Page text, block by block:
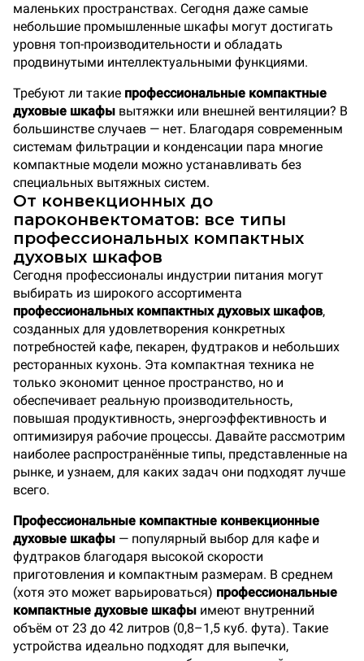
маленьких пространствах. Сегодня даже самые
небольшие промышленные шкафы могут достигать
уровня топ-производительности и обладать
продвинутыми интеллектуальными функциями.
Требуют ли такие профессиональные компактные
духовые шкафы вытяжки или внешней вентиляции? В
большинстве случаев — нет. Благодаря современным
системам фильтрации и конденсации пара многие
компактные модели можно устанавливать без
специальных вытяжных систем.
От конвекционных до
пароконвектоматов: все типы
профессиональных компактных
духовых шкафов
Сегодня профессионалы индустрии питания могут
выбирать из широкого ассортимента
профессиональных компактных духовых шкафов,
созданных для удовлетворения конкретных
потребностей кафе, пекарен, фудтраков и небольших
ресторанных кухонь. Эта компактная техника не
только экономит ценное пространство, но и
обеспечивает реальную производительность,
повышая продуктивность, энергоэффективность и
оптимизируя рабочие процессы. Давайте рассмотрим
наиболее распространённые типы, представленные на
рынке, и узнаем, для каких задач они подходят лучше
всего.
Профессиональные компактные конвекционные
духовые шкафы — популярный выбор для кафе и
фудтраков благодаря высокой скорости
приготовления и компактным размерам. В среднем
(хотя это может варьироваться) профессиональные
компактные духовые шкафы имеют внутренний
объём от 23 до 42 литров (0,8–1,5 куб. фута). Такие
устройства идеально подходят для выпечки,